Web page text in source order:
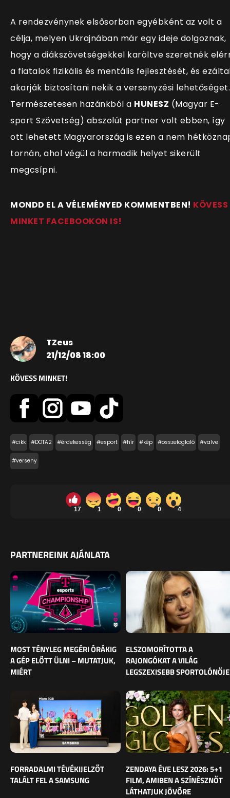
A rendezvénynek elsősorban egyébként az volt a
célja, melyen Ukrajnában már egy ideje dolgoznak,
hogy a diákszövetségekkel karöltve szeretnék
a fiatalok fizikális és mentális fejlesztését, és
akarják biztosítani nekik a versenyzési lehetőséget.
Természetesen hazánkból a HUNESZ (Magyar E-
sport Szövetség) abszolút partner volt ebben, így
ott lehetett Magyarország is ezen a nem
tornán, ahol végül a harmadik helyet sikerült
megcsípni.
MONDD EL A VÉLEMÉNYED KOMMENTBEN! KÖVESS
MINKET FACEBOOKON IS!
TZeus
21/12/08 18:00
KÖVESS MINKET!
#cikk #DOTA2 #érdekesség #esport #hír #kép #összefoglaló #valve
#verseny
17 1 0 0 0 4
PARTNEREINK AJÁNLATA
MOST TÉNYLEG MEGÉRI ÓRÁKIG
A GÉP ELŐTT ÜLNI – MUTATJUK,
MIÉRT
ELSZOMORÍTOTTA A
RAJONGÓKAT A VILÁG
LEGSZEXISEBB SPORTOLÓNŐJE
FORRADALMI TÉVÉKIJELZŐT
TALÁLT FEL A SAMSUNG
ZENDAYA ÉVE LESZ 2026: 5+1
FILM, AMIBEN A SZÍNÉSZNŐT
LÁTHATJUK JÖVŐRE